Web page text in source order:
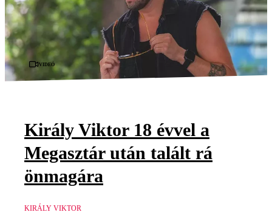
Videó
Király Viktor 18 évvel a
Megasztár után talált rá
önmagára
KIRÁLY VIKTOR